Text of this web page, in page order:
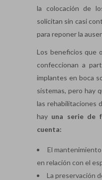
la colocación de
solicitan sin casi
para reponer la
Los beneficios que
confeccionan a
implantes en boca
sistemas, pero hay
las rehabilitaciones
hay una serie de
cuenta:
El
en relación con el
La preservación